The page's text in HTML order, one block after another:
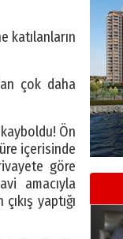
katılanların
çok daha
Ön
içerisinde
göre
amacıyla
yaptığı